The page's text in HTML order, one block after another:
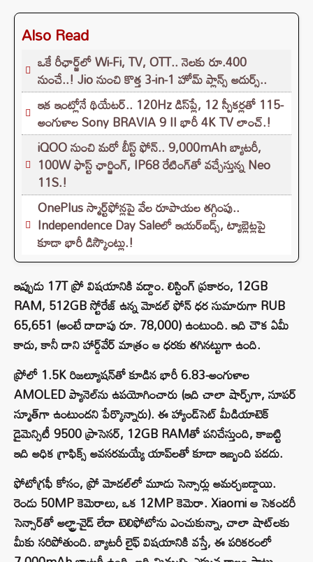
Also Read
ఒకే రీఛార్జ్‌లో Wi-Fi, TV, OTT.. నెలకు రూ.400
నుంచే..! Jio నుంచి కొత్త 3-in-1 హోమ్ ప్లాన్స్ అదుర్స్..
ఇక ఇంట్లోనే థియేటర్.. 120Hz డిస్‌ప్లే, 12 స్పీకర్లతో 115-
అంగుళాల Sony BRAVIA 9 II భారీ 4K TV లాంచ్.!
iQOO నుంచి మరో బీస్ట్ ఫోన్.. 9,000mAh బ్యాటరీ,
100W ఫాస్ట్ ఛార్జింగ్‌, IP68 రేటింగ్‌తో వచ్చేస్తున్న Neo
11S.!
OnePlus స్మార్ట్‌ఫోన్లపై వేల రూపాయల తగ్గింపు..
Independence Day Saleలో ఇయర్‌బడ్స్, ట్యాబ్లెట్లపై
కూడా భారీ డిస్కౌంట్లు.!
ఇప్పుడు 17T ప్రో విషయానికి వద్దాం. లిస్టింగ్ ప్రకారం, 12GB
RAM, 512GB స్టోరేజ్ ఉన్న మోడల్ ఫోన్ ధర సుమారుగా RUB
65,651 (అంటే దాదాపు రూ. 78,000) ఉంటుంది. ఇది చౌక ఏమీ
కాదు, కానీ దాని హార్డ్‌వేర్ మాత్రం ఆ ధరకు తగినట్టుగా ఉంది.
ప్రోలో 1.5K రిజల్యూషన్‌తో కూడిన భారీ 6.83-అంగుళాల
AMOLED ప్యానెల్‌ను ఉపయోగించారు (ఇది చాలా షార్ప్‌గా, సూపర్
స్మూత్‌గా ఉంటుందని పేర్కొన్నారు). ఈ హ్యాండ్‌సెట్ మీడియాటెక్
డైమెన్సిటీ 9500 ప్రాసెసర్, 12GB RAMతో పనిచేస్తుంది, కాబట్టి
ఇది అధిక గ్రాఫిక్స్ అవసరమయ్యే యాప్‌లతో కూడా ఇబ్బంది పడదు.
ఫోటోగ్రఫీ కోసం, ప్రో మోడల్‌లో మూడు సెన్సార్లు అమర్చబడ్డాయి.
రెండు 50MP కెమెరాలు, ఒక 12MP కెమెరా. Xiaomi ఆ సెకండరీ
సెన్సార్‌తో అల్ట్రా-వైడ్ లేదా టెలిఫోటోను ఎంచుకున్నా, చాలా షాట్‌లకు
మీకు సరిపోతుంది. బ్యాటరీ లైఫ్ విషయానికి వస్తే, ఈ పరికరంలో